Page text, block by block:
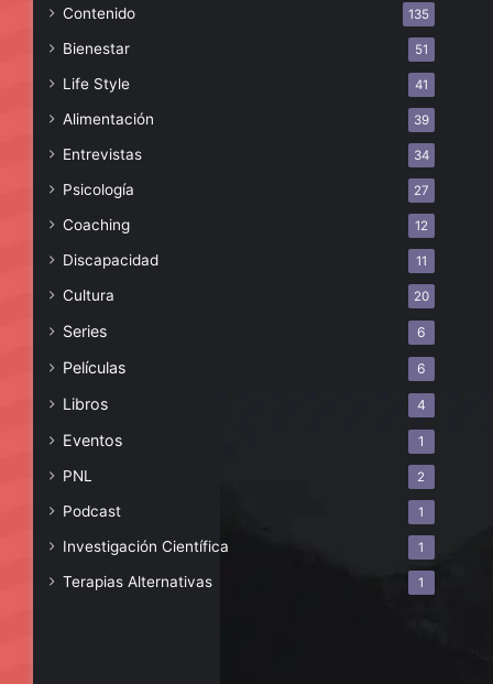
Contenido 135
Bienestar 51
Life Style 41
Alimentación 39
Entrevistas 34
Psicología 27
Coaching 12
Discapacidad 11
Cultura 20
Series 6
Películas 6
Libros 4
Eventos 1
PNL 2
Podcast 1
Investigación Científica 1
Terapias Alternativas 1